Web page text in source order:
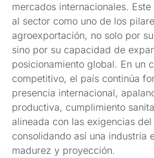
mercados internacionales.
al sector como uno de los
agroexportación, no solo por
sino por su capacidad de
posicionamiento global. En un
competitivo, el país continúa
presencia internacional,
productiva, cumplimiento
alineada con las exigencias del
consolidando así una industria
madurez y proyección.